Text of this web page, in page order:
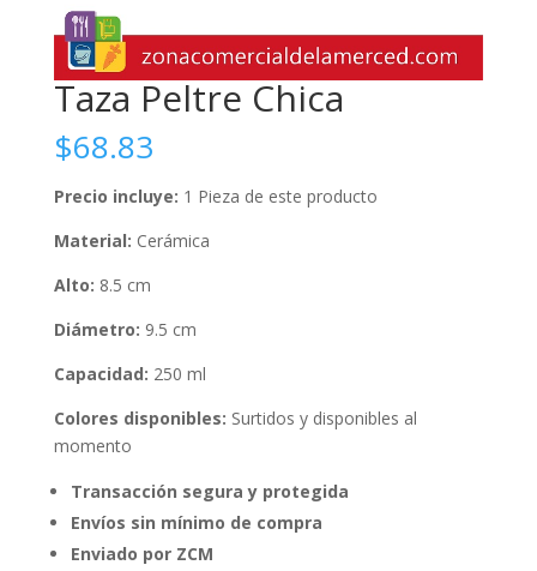
Taza Peltre Chica
$68.83
Precio incluye: 1 Pieza de este producto
Material: Cerámica
Alto: 8.5 cm
Diámetro: 9.5 cm
Capacidad: 250 ml
Colores disponibles: Surtidos y disponibles al
momento
Transacción segura y protegida
Envíos sin mínimo de compra
Enviado por ZCM